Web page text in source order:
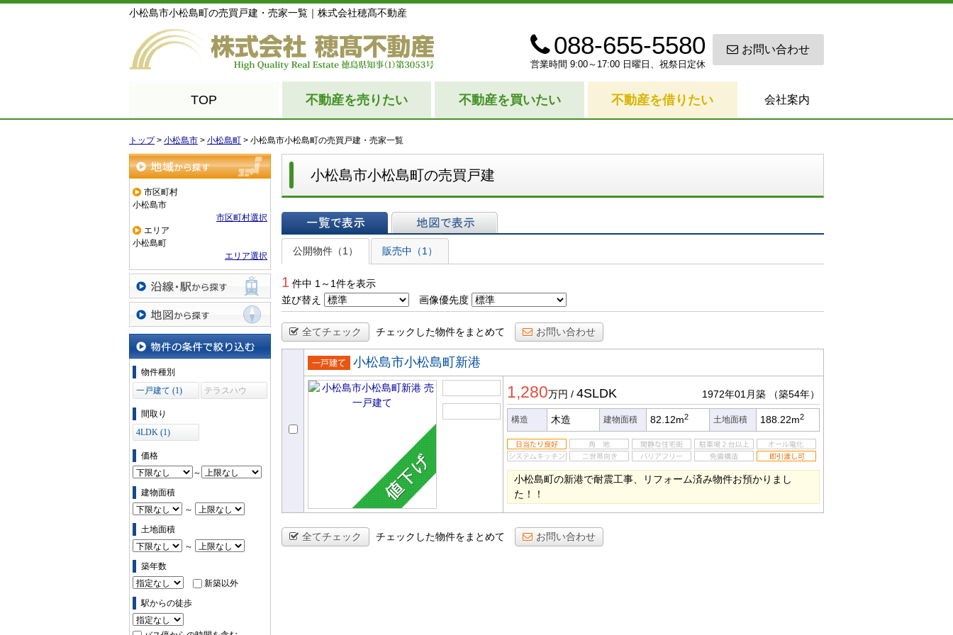
小松島市小松島町の売買戸建・売家一覧｜株式会社穂髙不動産
お問い合わせ
088-655-5580
営業時間 9:00～17:00 日曜日、祝祭日定休
TOP 不動産を売りたい 不動産を買いたい 不動産を借りたい 会社案内
トップ> 小松島市 > 小松島町 > 小松島市小松島町の売買戸建・売家一覧
地域から探す
市区町村
小松島市
市区町村選択
エリア
小松島町
エリア選択
沿線・駅から探す
地図から探す
物件の条件で絞り込む
物件種別
一戸建て (1)
テラスハウ
間取り
4LDK (1)
価格
～
建物面積
～
土地面積
～
築年数
新築以外
駅からの徒歩
小松島市小松島町の売買戸建
一覧で表示
地図で表示
公開物件（1）
販売中（1）
1 件中 1～1件を表示
並び替え
画像優先度
全てチェック チェックした物件をまとめて お問い合わせ
売一戸建
て
小松島市小松島町新港
1,280万円 / 4SLDK 1972年01月築 （築54年）
構造 木造 建物面積 82.12m2 土地面積 188.22m2
小松島町の新港で耐震工事、リフォーム済み物件お預かりまし
た！！
全てチェック チェックした物件をまとめて お問い合わせ